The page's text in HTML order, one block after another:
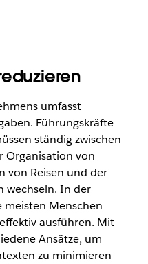
umfasst
Führungskräfte
ständig zwischen
Organisation von
von Reisen und der
wechseln. In der
meisten Menschen
ausführen. Mit
Ansätze, um
zu minimieren